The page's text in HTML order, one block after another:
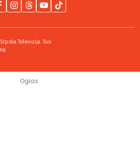
Televizija. Sva